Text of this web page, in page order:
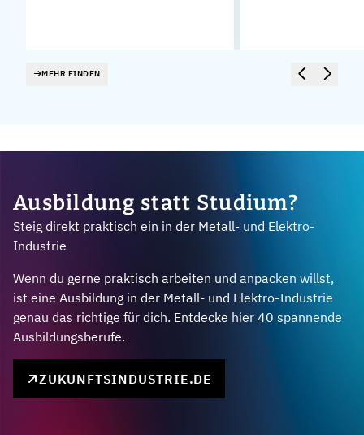
MEHR FINDEN
Ausbildung statt Studium?
Steig direkt praktisch ein in der Metall- und Elektro-
Industrie
Wenn du gerne praktisch arbeiten und anpacken willst,
ist eine Ausbildung in der Metall- und Elektro-Industrie
genau das richtige für dich. Entdecke hier 40 spannende
Ausbildungsberufe.
ZUKUNFTSINDUSTRIE.DE